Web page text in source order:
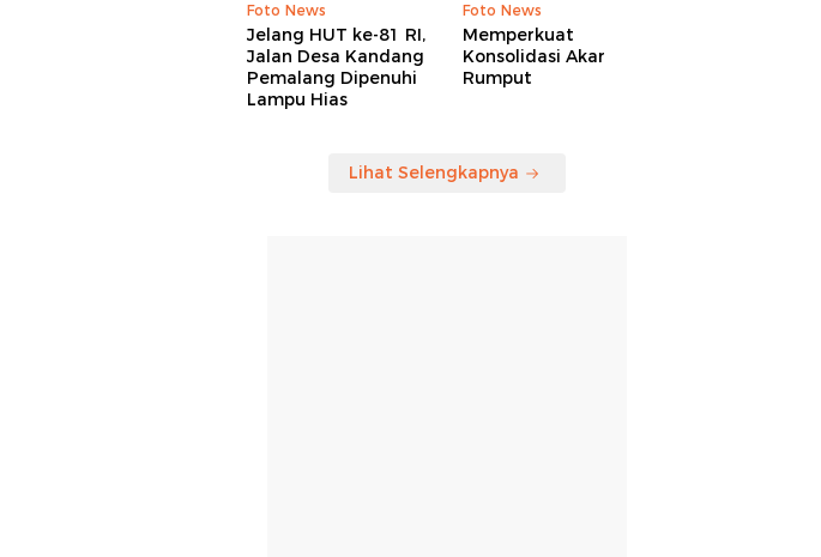
Foto News
Jelang HUT ke-81 RI,
Jalan Desa Kandang
Pemalang Dipenuhi
Lampu Hias
Foto News
Memperkuat
Konsolidasi Akar
Rumput
Lihat Selengkapnya